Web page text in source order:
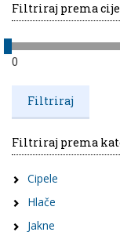
Filtriraj prema
0
Filtriraj prema
Cipele
Hlače
Jakne